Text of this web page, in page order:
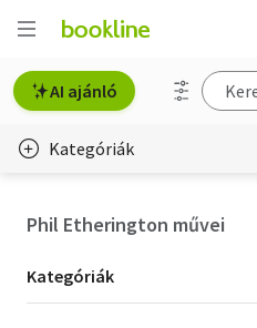
AI ajánló
Kategóriák
Phil Etherington művei
Kategória
szűrés
Kategóriák